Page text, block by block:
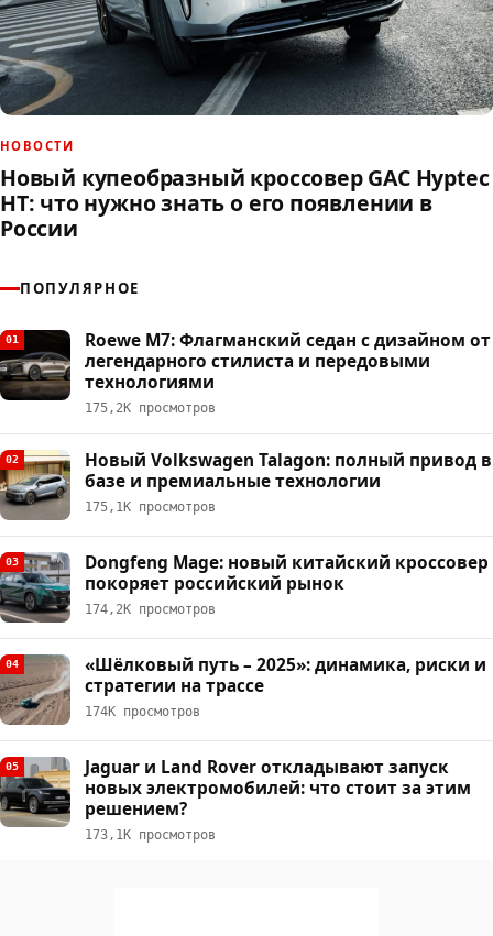
НОВОСТИ
Новый купеобразный кроссовер GAC Hyptec
HT: что нужно знать о его появлении в
России
ПОПУЛЯРНОЕ
01
Roewe M7: Флагманский седан с дизайном от
легендарного стилиста и передовыми
технологиями
175,2К просмотров
02
Новый Volkswagen Talagon: полный привод в
базе и премиальные технологии
175,1К просмотров
03
Dongfeng Mage: новый китайский кроссовер
покоряет российский рынок
174,2К просмотров
04
«Шёлковый путь – 2025»: динамика, риски и
стратегии на трассе
174К просмотров
05
Jaguar и Land Rover откладывают запуск
новых электромобилей: что стоит за этим
решением?
173,1К просмотров